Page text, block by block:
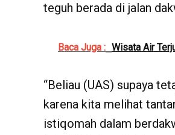
teguh berada di jalan
Baca Juga : Wisata Air
“Beliau (UAS) supaya
karena kita melihat
istiqomah dalam